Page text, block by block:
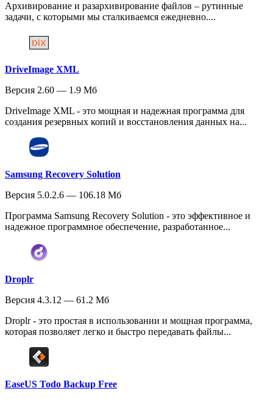
Архивирование и разархивирование файлов – рутинные
задачи, с которыми мы сталкиваемся ежедневно....
DriveImage XML
Версия 2.60 — 1.9 Мб
DriveImage XML - это мощная и надежная программа для
создания резервных копий и восстановления данных на...
Samsung Recovery Solution
Версия 5.0.2.6 — 106.18 Мб
Программа Samsung Recovery Solution - это эффективное и
надежное программное обеспечение, разработанное...
Droplr
Версия 4.3.12 — 61.2 Мб
Droplr - это простая в использовании и мощная программа,
которая позволяет легко и быстро передавать файлы...
EaseUS Todo Backup Free